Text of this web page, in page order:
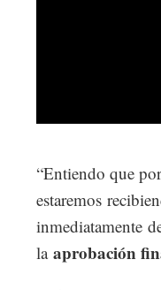
“Entiendo que
estaremos
inmediatamente
la aprobación